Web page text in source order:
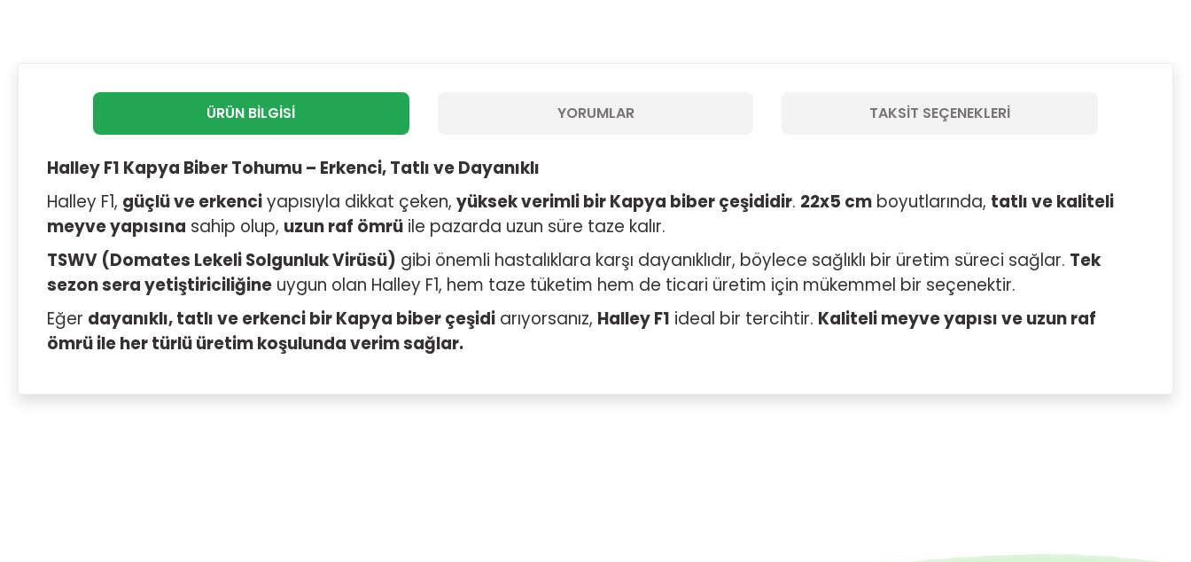
ÜRÜN BILGISI YORUMLAR TAKSIT SEÇENEKLERI
Halley F1 Kapya Biber Tohumu – Erkenci, Tatlı ve Dayanıklı
Halley F1, güçlü ve erkenciyapısıyla dikkat çeken, yüksek verimli bir Kapya biber çeşididir. 22x5 cm boyutlarında, tatlı ve kaliteli
meyve yapısına sahip olup, uzun raf ömrü ile pazarda uzun süre taze kalır.
TSWV (Domates Lekeli Solgunluk Virüsü) gibi önemli hastalıklara karşı dayanıklıdır, böylece sağlıklı bir üretim süreci sağlar. Tek
sezon sera yetiştiriciliğine uygun olan Halley F1, hem taze tüketim hem de ticari üretim için mükemmel bir seçenektir.
Eğer dayanıklı, tatlı ve erkenci bir Kapya biber çeşidi arıyorsanız, Halley F1 ideal bir tercihtir. Kaliteli meyve yapısı ve uzun raf
ömrü ile her türlü üretim koşulunda verim sağlar.